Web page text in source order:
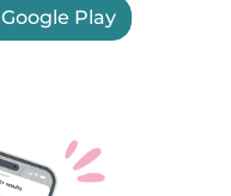
Google Play